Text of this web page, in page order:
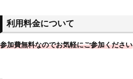
利用料金について
参加費無料なのでお気軽にご参加ください